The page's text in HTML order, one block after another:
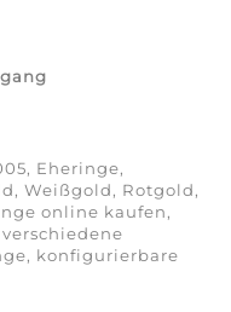
Eheringe,
Weißgold, Rotgold,
online kaufen,
konfigurierbare